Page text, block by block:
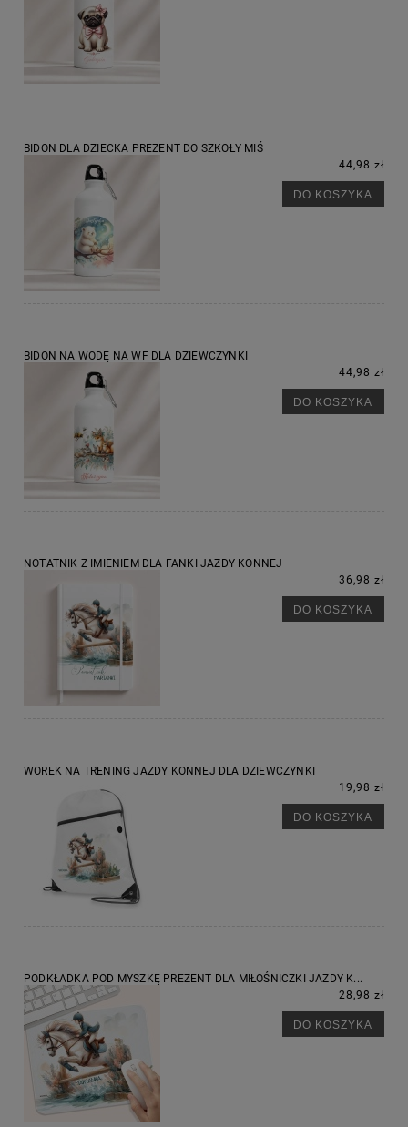
BIDON DLA DZIECKA PREZENT DO SZKOŁY MIŚ
44,98 zł
DO KOSZYKA
BIDON NA WODĘ NA WF DLA DZIEWCZYNKI
44,98 zł
DO KOSZYKA
NOTATNIK Z IMIENIEM DLA FANKI JAZDY KONNEJ
36,98 zł
DO KOSZYKA
WOREK NA TRENING JAZDY KONNEJ DLA DZIEWCZYNKI
19,98 zł
DO KOSZYKA
PODKŁADKA POD MYSZKĘ PREZENT DLA MIŁOŚNICZKI JAZDY K...
28,98 zł
DO KOSZYKA